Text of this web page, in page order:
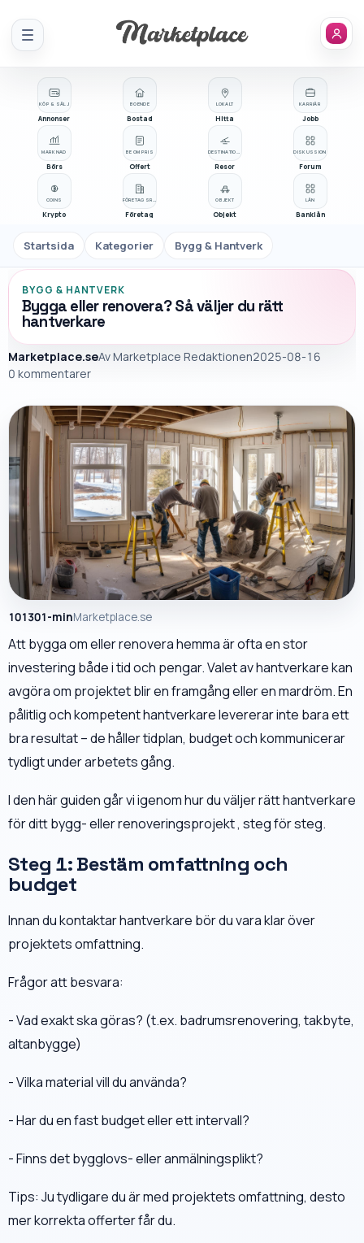
Meny
KÖP & SÄLJ
Annonser
BOENDE
Bostad
OBJEKT
Objekt
BE OM PRIS
Offert
Företag
LÅN
Banklån
MARKNAD
Börs
LOKALT
Hitta
KARRIÄR
Jobb
Resor
COINS
Krypto
DISKUSSION
Forum
Startsida Kategorier Bygg & Hantverk
BYGG & HANTVERK
Bygga eller renovera? Så väljer du rätt
hantverkare
Marketplace.seAv Marketplace Redaktionen2025-08-16
0 kommentarer
101301-minMarketplace.se
Att bygga om eller renovera hemma är ofta en stor
investering både i tid och pengar. Valet av hantverkare kan
avgöra om projektet blir en framgång eller en mardröm. En
pålitlig och kompetent hantverkare levererar inte bara ett
bra resultat – de håller tidplan, budget och kommunicerar
tydligt under arbetets gång.
I den här guiden går vi igenom hur du väljer rätt hantverkare
för ditt bygg- eller renoveringsprojekt , steg för steg.
Steg 1: Bestäm omfattning och
budget
Innan du kontaktar hantverkare bör du vara klar över
projektets omfattning.
Frågor att besvara:
- Vad exakt ska göras? (t.ex. badrumsrenovering, takbyte,
altanbygge)
- Vilka material vill du använda?
- Har du en fast budget eller ett intervall?
- Finns det bygglovs- eller anmälningsplikt?
Tips: Ju tydligare du är med projektets omfattning, desto
mer korrekta offerter får du.